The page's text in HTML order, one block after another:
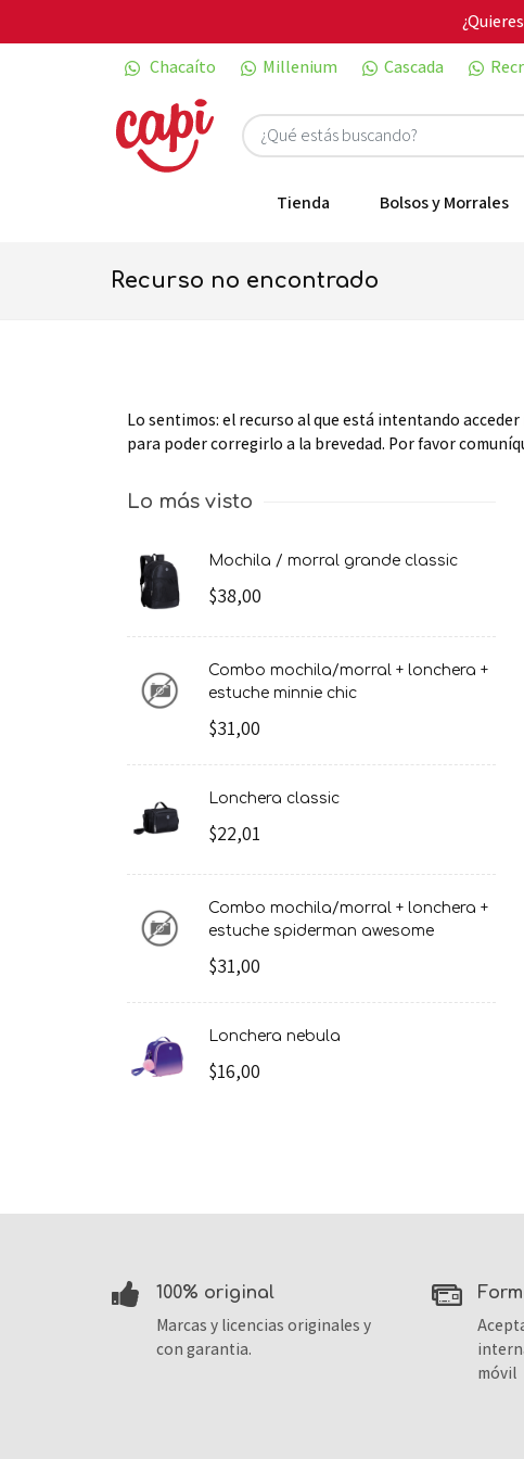
Chacaíto
Millenium Cascada
Tienda Bolsos y Morrales
recurso no encontrado
Lo sentimos: el recurso al que está intentando
para poder corregirlo a la brevedad. Por favor
Lo más visto
mochila / morral grande classic
$38,00
combo mochila/morral + lonchera +
estuche minnie chic
$31,00
lonchera classic
$22,01
combo mochila/morral + lonchera +
estuche spiderman awesome
$31,00
lonchera nebula
$16,00
100% original
Marcas y licencias originales y
con garantia.
móvil